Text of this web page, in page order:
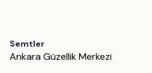
Semtler
Ankara Güzellik Merkezi